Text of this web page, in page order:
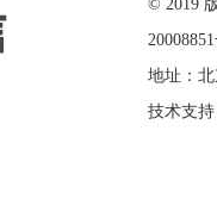
© 2019
地址：
技术支